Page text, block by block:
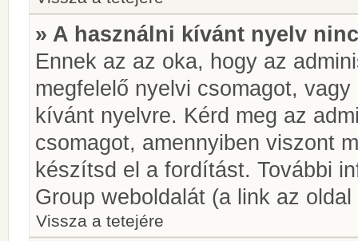
» A használni kívánt nyelv
Ennek az az oka, hogy az
megfelelő nyelvi csomagot,
kívánt nyelvre. Kérd meg az
csomagot, amennyiben viszont
készítsd el a fordítást. További
Group weboldalát (a link az
Vissza a tetejére